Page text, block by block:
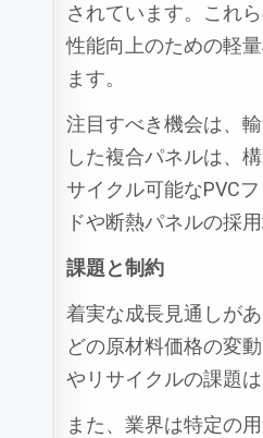
されています。これ
性能向上のための軽
ます。
注目すべき機会は、
した複合パネルは、
サイクル可能なPVC
ドや断熱パネルの採
課題と制約
着実な成長見通しが
どの原材料価格の変
やリサイクルの課題
また、業界は特定の